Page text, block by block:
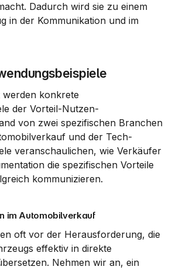
Dadurch wird sie zu einem
in der Kommunikation und im
werden konkrete
der Vorteil-Nutzen-
von zwei spezifischen Branchen
und der Tech-
veranschaulichen, wie Verkäufer
die spezifischen Vorteile
kommunizieren.
im Automobilverkauf
oft vor der Herausforderung, die
effektiv in direkte
Nehmen wir an, ein